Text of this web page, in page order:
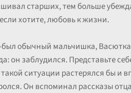
старших, тем больше
хотите, любовь к жизни.
обычный мальчишка,
заблудился. Представьте
ситуации растерялся бы и
Он вспоминал рассказы